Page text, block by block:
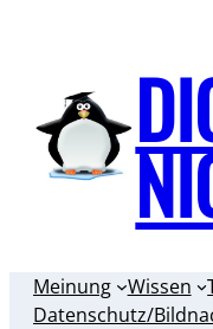
springen
Meinung Wissen
Datenschutz/